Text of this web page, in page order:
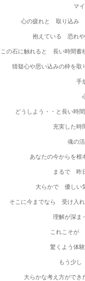
マ
心の疲れと 取り込み
抱えている 恐れ
この石に触れると 長い時間蓄
猜疑心や思い込みの枠を
手
どうしよう・・と長い時
充実した時
魂の
あなたの今からを根
まるで 昨
大らかで 優しい
そこに今までなら 受け入
理解が深ま
これこそが
驚くよう体
もう少
大らかな考え方ができ